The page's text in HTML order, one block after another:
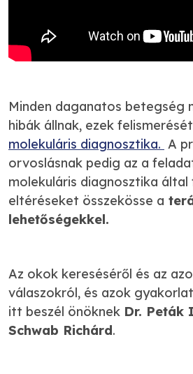
Minden daganatos betegség
hibák állnak, ezek
molekuláris diagnosztika. A
orvoslásnak pedig az a
molekuláris diagnosztika
eltéréseket összekösse a
lehetőségekkel.
Az okok kereséséről és az
válaszokról, és azok
itt beszél önöknek Dr. Peták
Schwab Richárd.